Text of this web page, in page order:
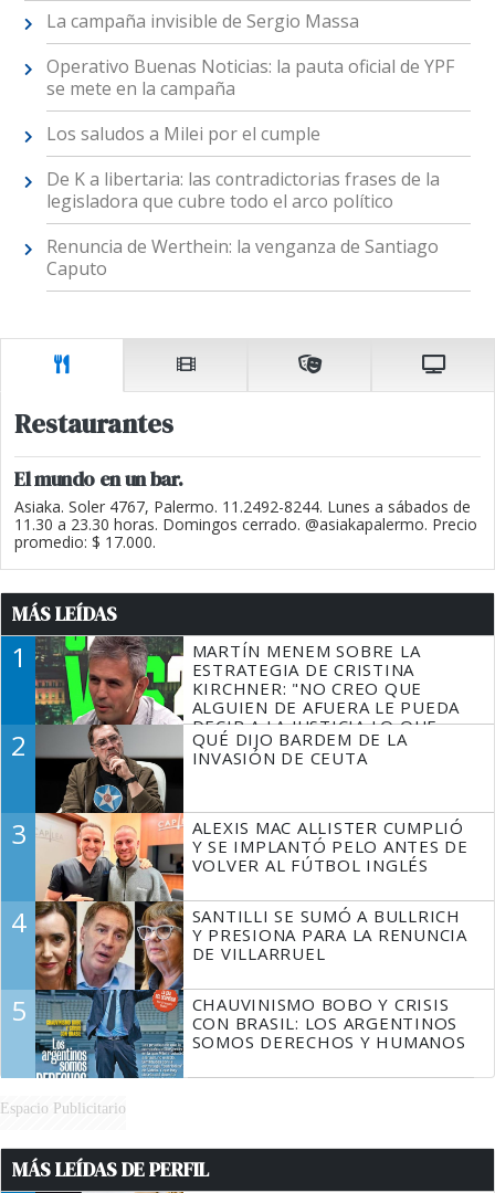
La campaña invisible de Sergio Massa
Operativo Buenas Noticias: la pauta oficial de YPF
se mete en la campaña
Los saludos a Milei por el cumple
De K a libertaria: las contradictorias frases de la
legisladora que cubre todo el arco político
Renuncia de Werthein: la venganza de Santiago
Caputo
Restaurantes
El mundo en un bar.
Asiaka. Soler 4767, Palermo. 11.2492-8244. Lunes a sábados de
11.30 a 23.30 horas. Domingos cerrado. @asiakapalermo. Precio
promedio: $ 17.000.
MÁS LEÍDAS
1
MARTÍN MENEM SOBRE LA
ESTRATEGIA DE CRISTINA
KIRCHNER: "NO CREO QUE
ALGUIEN DE AFUERA LE PUEDA
DECIR A LA JUSTICIA LO QUE
TIENE QUE HACER"
2
QUÉ DIJO BARDEM DE LA
INVASIÓN DE CEUTA
3
ALEXIS MAC ALLISTER CUMPLIÓ
Y SE IMPLANTÓ PELO ANTES DE
VOLVER AL FÚTBOL INGLÉS
4
SANTILLI SE SUMÓ A BULLRICH
Y PRESIONA PARA LA RENUNCIA
DE VILLARRUEL
5
CHAUVINISMO BOBO Y CRISIS
CON BRASIL: LOS ARGENTINOS
SOMOS DERECHOS Y HUMANOS
Espacio Publicitario
MÁS LEÍDAS DE PERFIL